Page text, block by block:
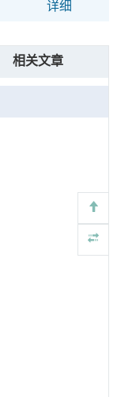
详细
相关文章